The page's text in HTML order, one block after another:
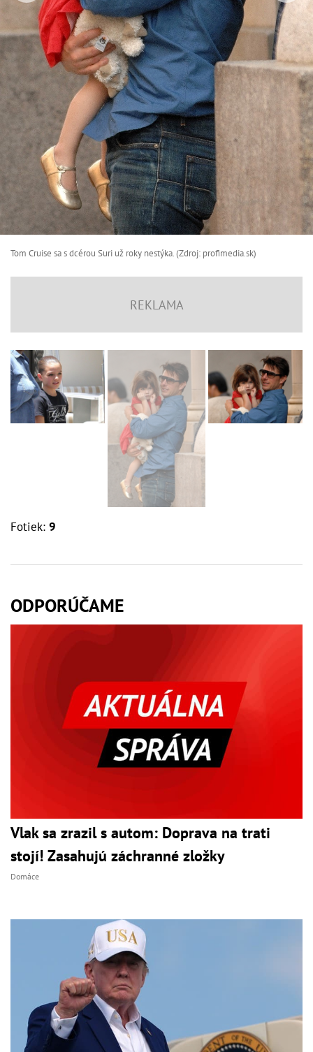
Tom Cruise sa s dcérou Suri už roky nestýka. (Zdroj: profimedia.sk)
Fotiek: 9
ODPORÚČAME
Vlak sa zrazil s autom: Doprava na trati
stojí! Zasahujú záchranné zložky
Domáce